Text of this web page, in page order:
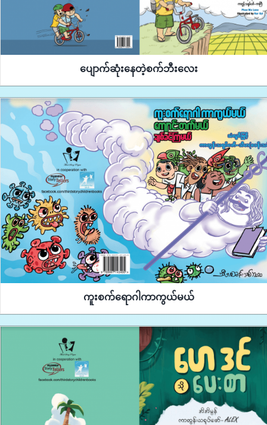
ပျောက်ဆုံးနေတဲ့စက်ဘီးလေး
ကူးစက်ရောဂါကာကွယ်မယ်